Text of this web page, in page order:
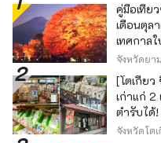
คู่มือเที่ย
เดือนตุล
เทศกาล
จังหวัดยา
[โตเกีย
เก่าแก่
ตำรับได้!
จังหวัดโต